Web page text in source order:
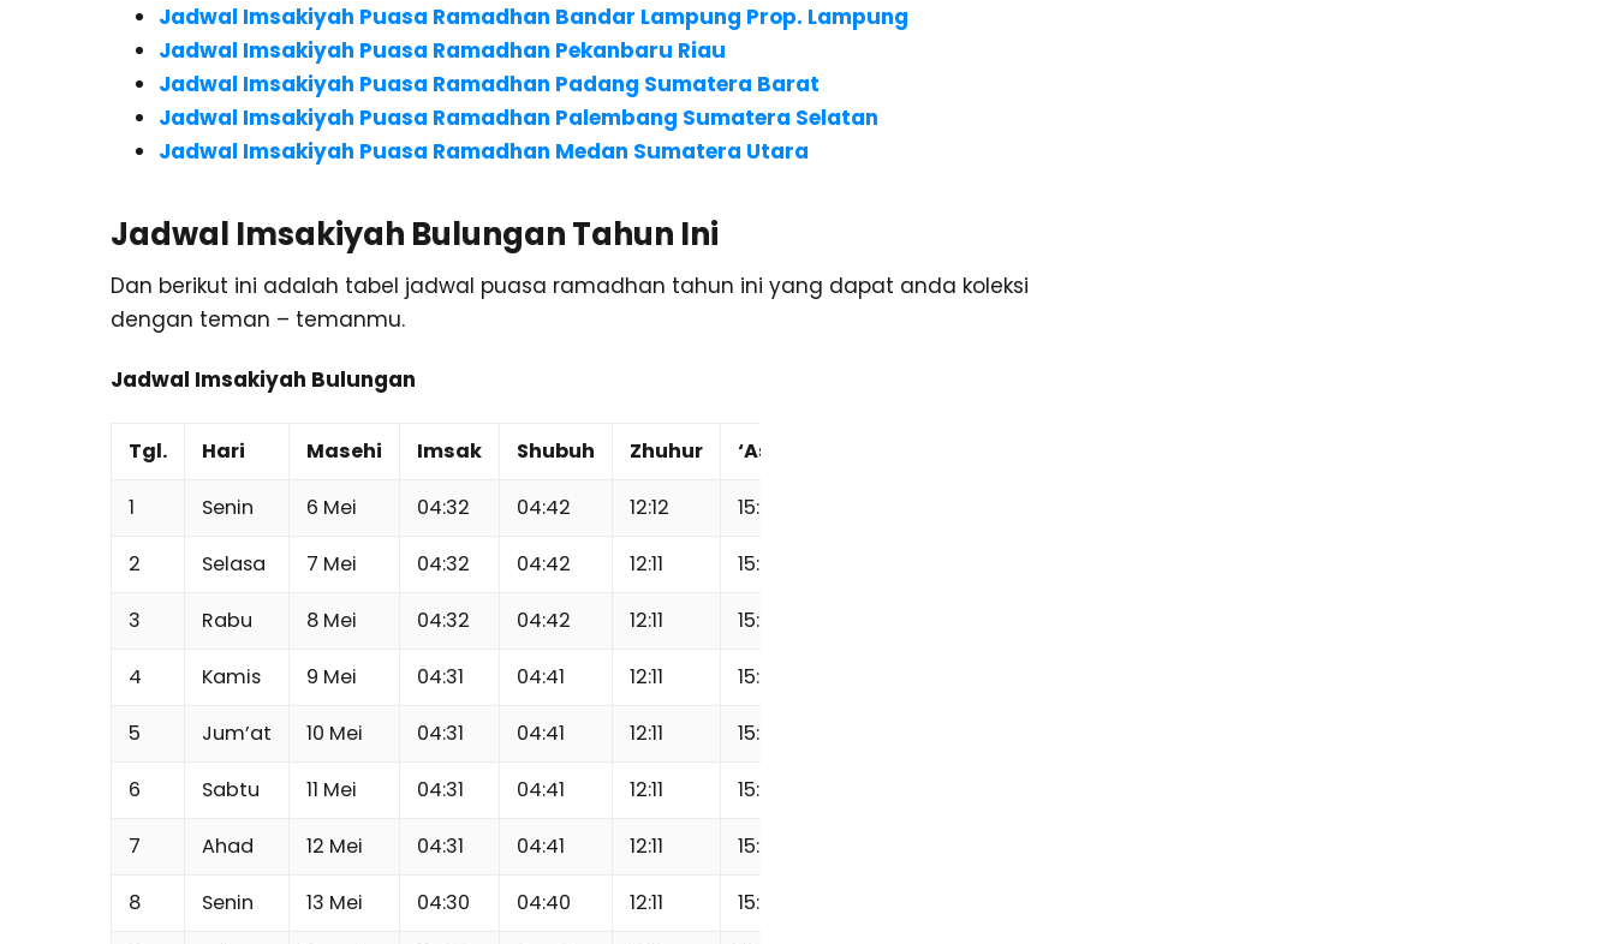
Jadwal Imsakiyah Puasa Ramadhan Bandar Lampung Prop. Lampung
Jadwal Imsakiyah Puasa Ramadhan Pekanbaru Riau
Jadwal Imsakiyah Puasa Ramadhan Padang Sumatera Barat
Jadwal Imsakiyah Puasa Ramadhan Palembang Sumatera Selatan
Jadwal Imsakiyah Puasa Ramadhan Medan Sumatera Utara
Jadwal Imsakiyah Bulungan Tahun Ini
Dan berikut ini adalah tabel jadwal puasa ramadhan tahun ini yang dapat anda koleksi
dengan teman – temanmu.
Jadwal Imsakiyah Bulungan
Tgl. Hari Masehi Imsak Shubuh Zhuhur ‘Ashr
1 Senin 6 Mei 04:32 04:42 12:12 15:30
2 Selasa 7 Mei 04:32 04:42 12:11 15:30
3 Rabu 8 Mei 04:32 04:42 12:11 15:31
4 Kamis 9 Mei 04:31 04:41 12:11 15:31
5 Jum’at 10 Mei 04:31 04:41 12:11 15:31
6 Sabtu 11 Mei 04:31 04:41 12:11 15:31
7 Ahad 12 Mei 04:31 04:41 12:11 15:32
8 Senin 13 Mei 04:30 04:40 12:11 15:32